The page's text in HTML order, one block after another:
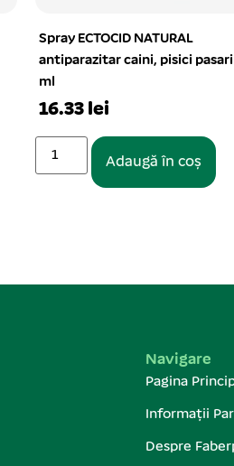
Spray ECTOCID NATURAL
antiparazitar caini, pisici pasari 100
16.33 lei
Adaugă în coș
Navigare
Pagina
Informații
Despre